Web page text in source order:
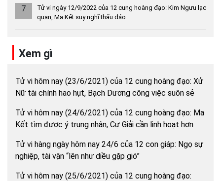
7
Tử vi ngày 12/9/2022 của 12 cung hoàng đạo: Kim Ngưu lạc
quan, Ma Kết suy nghĩ thấu đáo
Xem gì
Tử vi hôm nay (23/6/2021) của 12 cung hoàng đạo: Xử
Nữ tài chính hao hụt, Bạch Dương công việc suôn sẻ
Tử vi hôm nay (24/6/2021) của 12 cung hoàng đạo: Ma
Kết tìm được ý trung nhân, Cự Giải cần linh hoạt hơn
Tử vi hàng ngày hôm nay 24/6 của 12 con giáp: Ngọ sự
nghiệp, tài vận “lên như diều gặp gió”
Tử vi hôm nay (25/6/2021) của 12 cung hoàng đạo: